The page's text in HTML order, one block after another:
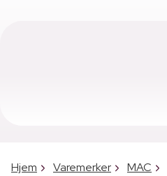
Hjem Varemerker MAC